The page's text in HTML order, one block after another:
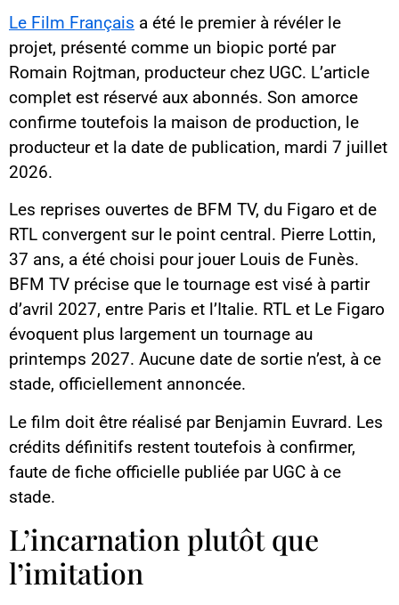
Le Film Français a été le premier à révéler le
projet, présenté comme un biopic porté par
Romain Rojtman, producteur chez UGC. L’article
complet est réservé aux abonnés. Son amorce
confirme toutefois la maison de production, le
producteur et la date de publication, mardi 7 juillet
2026.
Les reprises ouvertes de BFM TV, du Figaro et de
RTL convergent sur le point central. Pierre Lottin,
37 ans, a été choisi pour jouer Louis de Funès.
BFM TV précise que le tournage est visé à partir
d’avril 2027, entre Paris et l’Italie. RTL et Le Figaro
évoquent plus largement un tournage au
printemps 2027. Aucune date de sortie n’est, à ce
stade, officiellement annoncée.
Le film doit être réalisé par Benjamin Euvrard. Les
crédits définitifs restent toutefois à confirmer,
faute de fiche officielle publiée par UGC à ce
stade.
L’incarnation plutôt que
l’imitation